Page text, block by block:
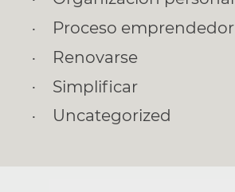
Proceso emprendedor
Renovarse
Simplificar
Uncategorized